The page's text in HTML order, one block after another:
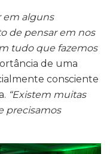
em alguns
de pensar em nos
tudo que fazemos
de uma
consciente
“Existem muitas
precisamos